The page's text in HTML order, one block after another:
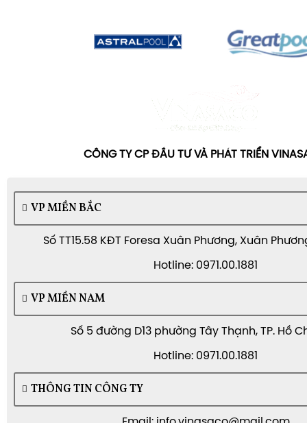
CÔNG TY CP ĐẦU TƯ VÀ PHÁT TRIỂN
VP MIỀN BẮC
Số TT15.58 KĐT Foresa Xuân Phương, Xuân
Hotline: 0971.00.1881
VP MIỀN NAM
Số 5 đường D13 phường Tây Thạnh, TP. Hồ
Hotline: 0971.00.1881
THÔNG TIN CÔNG TY